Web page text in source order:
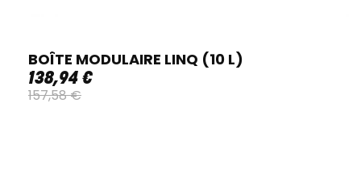
BOÎTE MODULAIRE LINQ (10 L)
138,94 €
157,58€